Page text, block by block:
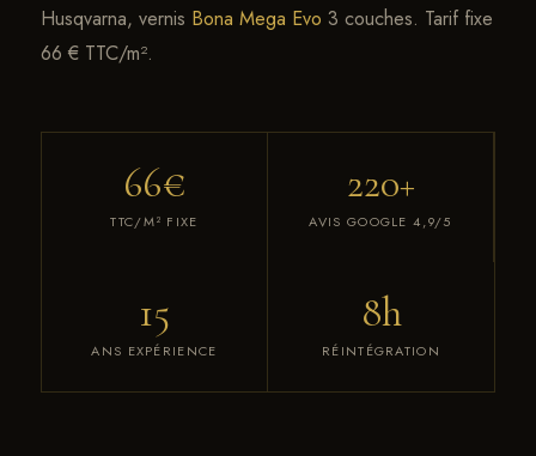
Husqvarna, vernis Bona Mega Evo 3 couches. Tarif fixe
66 € TTC/m².
66€
TTC/M² FIXE
220+
AVIS GOOGLE 4,9/5
15
ANS EXPÉRIENCE
8h
RÉINTÉGRATION